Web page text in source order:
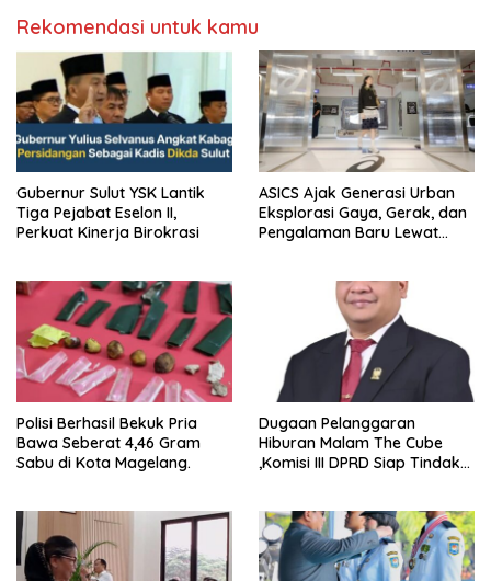
Rekomendasi untuk kamu
Gubernur Sulut YSK Lantik
Tiga Pejabat Eselon II,
Perkuat Kinerja Birokrasi
ASICS Ajak Generasi Urban
Eksplorasi Gaya, Gerak, dan
Pengalaman Baru Lewat
Polisi Berhasil Bekuk Pria
Bawa Seberat 4,46 Gram
Sabu di Kota Magelang.
Dugaan Pelanggaran
Hiburan Malam The Cube
,Komisi III DPRD Siap Tindak